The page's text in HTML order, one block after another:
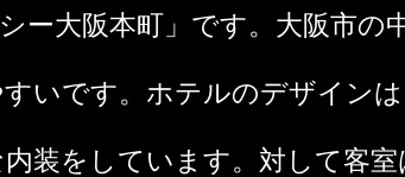
ー大阪本町」です。大阪市の
いです。ホテルのデザイン
装をしています。対して客